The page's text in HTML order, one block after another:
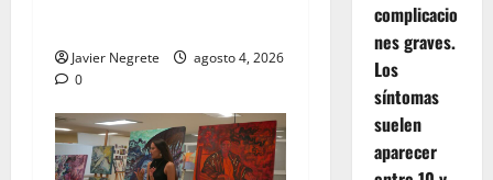
Javier Negrete
agosto 4, 2026
0
complicacio
nes graves.
Los
síntomas
suelen
aparecer